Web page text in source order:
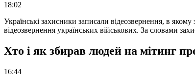
18:02
Українські захисники записали відеозвернення, в
відеозвернення українських військових. За словами
Хто і як збирав людей на мітинг
16:44